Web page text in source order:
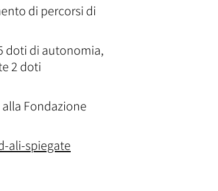
di percorsi di
doti di autonomia,
2 doti
Fondazione
ali-spiegate